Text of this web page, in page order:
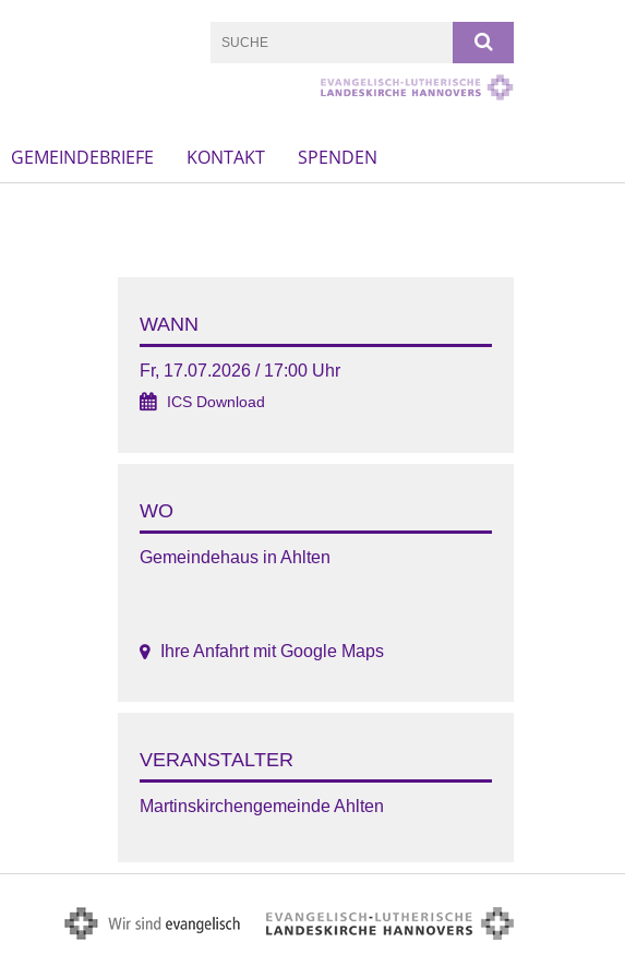
GEMEINDEBRIEFE KONTAKT SPENDEN
WANN
Fr, 17.07.2026 / 17:00 Uhr
ICS Download
WO
Gemeindehaus in Ahlten
Ihre Anfahrt mit Google Maps
VERANSTALTER
Martinskirchengemeinde Ahlten